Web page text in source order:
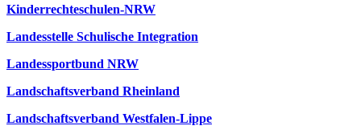
Kinderrechteschulen-NRW
Landesstelle Schulische Integration
Landessportbund NRW
Landschaftsverband Rheinland
Landschaftsverband Westfalen-Lippe